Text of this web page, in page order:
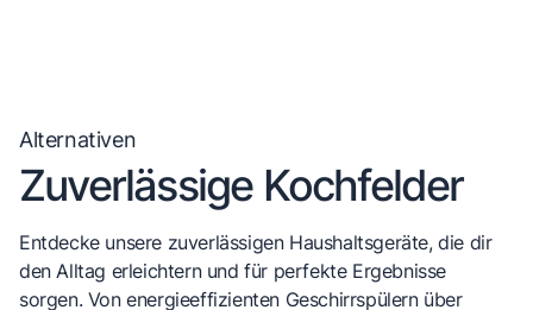
Alternativen
Zuverlässige Kochfelder
Entdecke unsere zuverlässigen Haushaltsgeräte, die dir
den Alltag erleichtern und für perfekte Ergebnisse
sorgen. Von energieeffizienten Geschirrspülern über